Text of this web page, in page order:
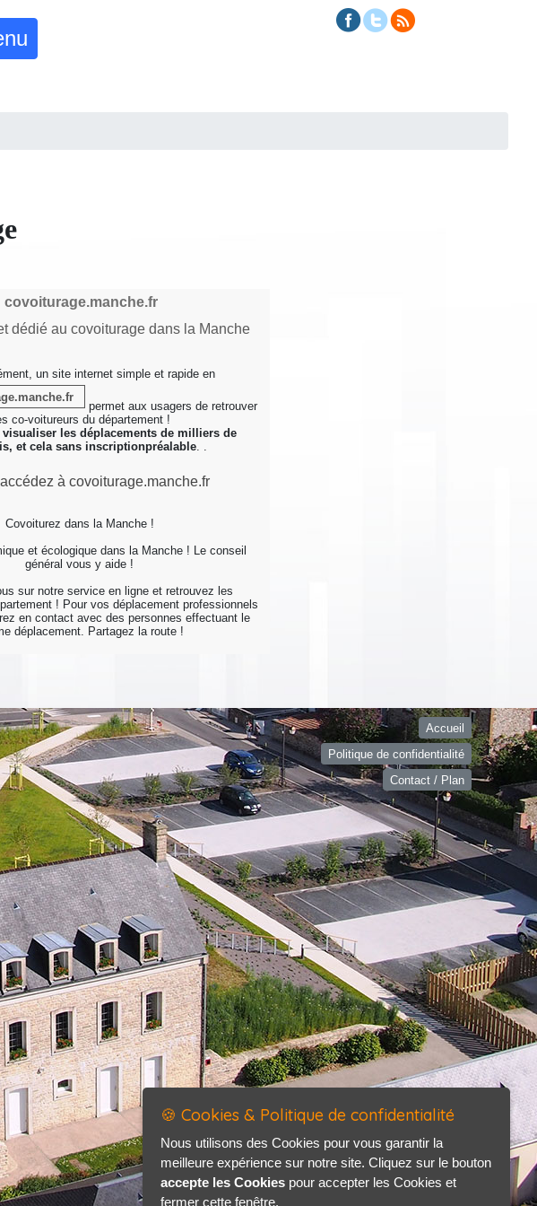
covoiturage.manche.fr
dédié au covoiturage dans la Manche
un site internet simple et rapide en
permet aux usagers de retrouver
co-voitureurs du département !
visualiser les déplacements de milliers de
et cela sans inscriptionpréalable. .
Covoiturez dans la Manche !
et écologique dans la Manche ! Le conseil
général vous y aide !
sur notre service en ligne et retrouvez les
! Pour vos déplacement professionnels
en contact avec des personnes effectuant le
déplacement. Partagez la route !
Accueil
Politique de confidentialité
Contact / Plan
🍪 Cookies & Politique de confidentialité
Nous utilisons des Cookies pour vous garantir la
meilleure expérience sur notre site. Cliquez sur le bouton
accepte les Cookies pour accepter les Cookies et
fermer cette fenêtre.